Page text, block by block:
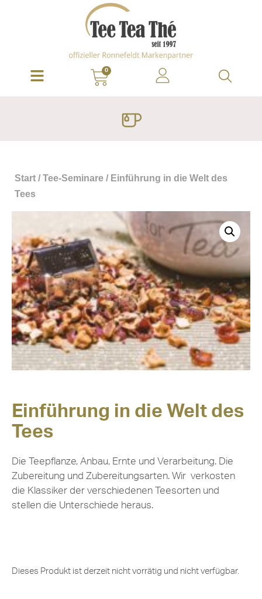
0
Start / Tee-Seminare / Einführung in die Welt des
Tees
Einführung in die Welt des
Tees
Die Teepflanze, Anbau, Ernte und Verarbeitung. Die
Zubereitung und Zubereitungsarten. Wir verkosten
die Klassiker der verschiedenen Teesorten und
stellen die Unterschiede heraus.
Dieses Produkt ist derzeit nicht vorrätig und nicht verfügbar.